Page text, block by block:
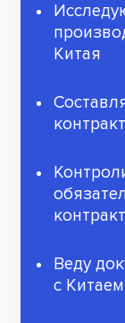
Китая
Веду
с Китаем